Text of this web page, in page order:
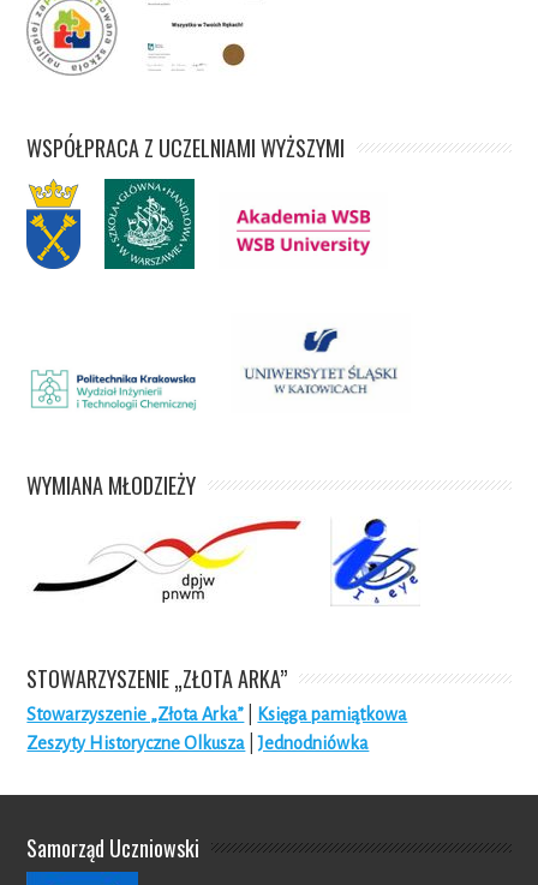
WSPÓŁPRACA Z UCZELNIAMI WYŻSZYMI
WYMIANA MŁODZIEŻY
STOWARZYSZENIE „ZŁOTA ARKA”
Stowarzyszenie „Złota Arka”
Księga pamiątkowa
Zeszyty Historyczne Olkusza |Jednodniówka
Samorząd Uczniowski